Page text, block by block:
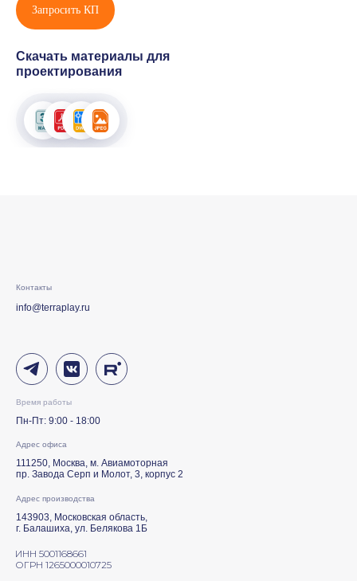
Запросить КП
Скачать материалы для
проектирования
info@terraplay.ru
Контакты
Пн-Пт: 9:00 - 18:00
Время работы
Адрес офиса
111250, Москва, м. Авиамоторная
пр. Завода Серп и Молот, 3, корпус 2
ИНН 5001168661
ОГРН 1265000010725
Адрес производства
143903, Московская область,
г. Балашиха, ул. Белякова 1Б